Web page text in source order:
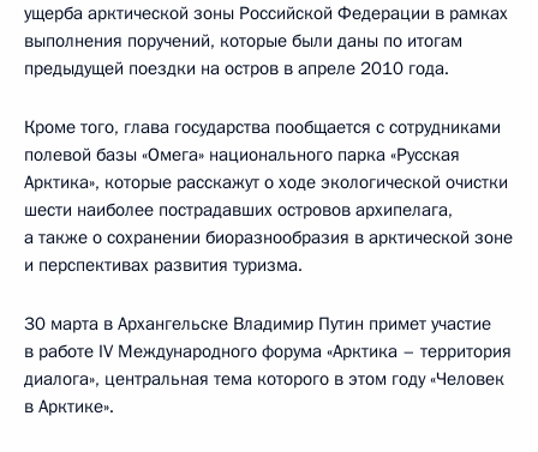
ущерба арктической зоны Российской Федерации в рамках
выполнения поручений, которые были даны по итогам
предыдущей поездки на остров в апреле 2010 года.
Кроме того, глава государства пообщается с сотрудниками
полевой базы «Омега» национального парка «Русская
Арктика», которые расскажут о ходе экологической очистки
шести наиболее пострадавших островов архипелага,
а также о сохранении биоразнообразия в арктической зоне
и перспективах развития туризма.
30 марта в Архангельске Владимир Путин примет участие
в работе IV Международного форума «Арктика – территория
диалога», центральная тема которого в этом году «Человек
в Арктике».